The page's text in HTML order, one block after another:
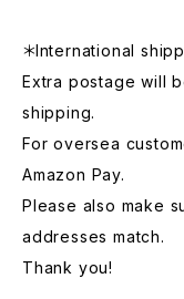
＊International
Extra postage will
shipping.
For oversea
Amazon Pay.
Please also make
addresses match.
Thank you!